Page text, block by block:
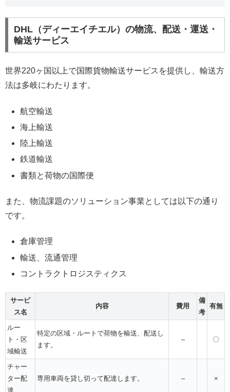
DHL（ディーエイチエル）の物流、配送・運送・
輸送サービス
世界220ヶ国以上で国際貨物輸送サービスを提供し、輸送方
法は多岐にわたります。
航空輸送
海上輸送
陸上輸送
鉄道輸送
書類と荷物の国際便
また、物流課題のソリューション事業としては以下の通り
です。
倉庫管理
輸送、流通管理
コントラクトロジスティクス
サービ
ス名
内容 費用
備
考
有無
ルー
ト・区
域輸送
特定の区域・ルートで荷物を輸送、配送し
ます。
– 〇
チャー
ター配
達
専用車両を貸し切って配達します。 – ×